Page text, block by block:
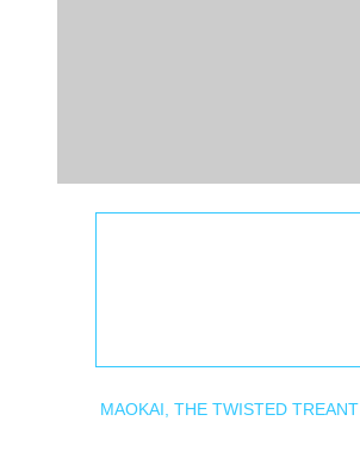
MAOKAI, THE TWISTED TREANT